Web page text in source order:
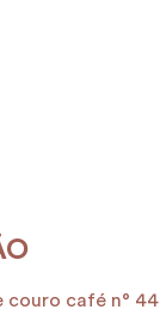
couro café n° 44